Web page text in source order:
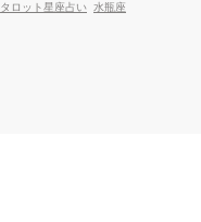
タロット星座占い 水瓶座